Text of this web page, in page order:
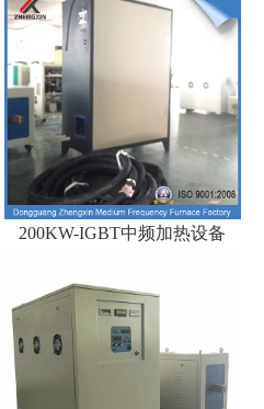
200KW-IGBT中频加热设备